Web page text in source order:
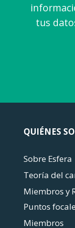
tus
QUIÉNES
Sobre Esfera
Teoría del
Miembros y
Puntos
Miembros